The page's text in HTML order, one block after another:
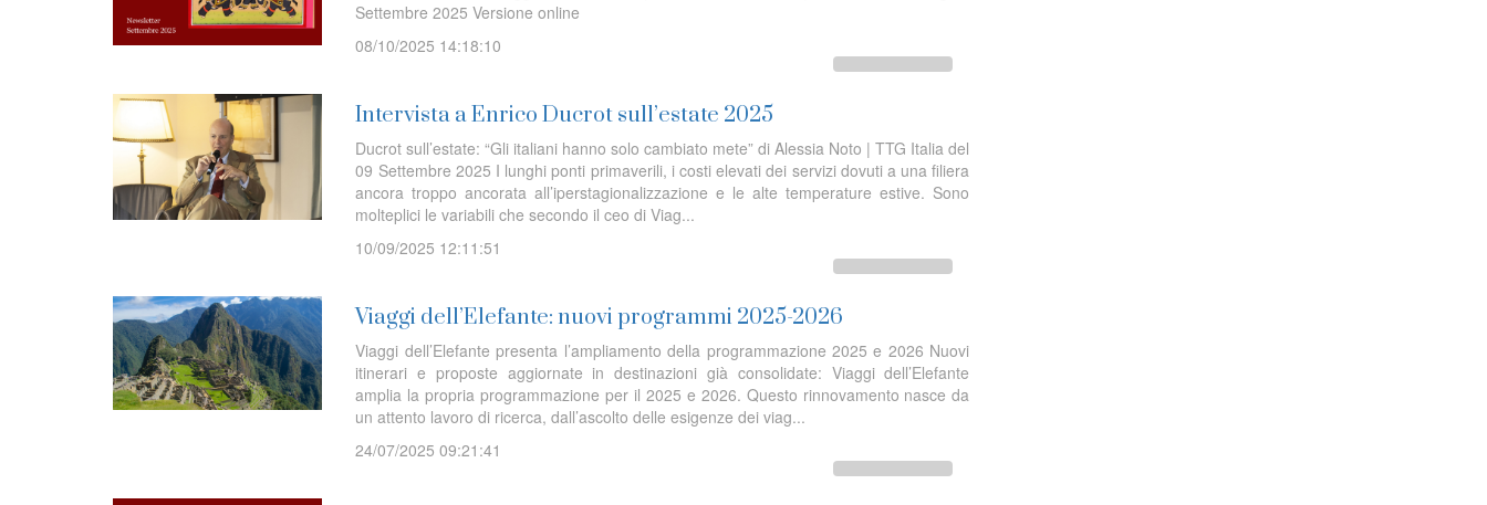
Settembre 2025 Versione online
08/10/2025 14:18:10
Intervista a Enrico Ducrot sull’estate 2025
Ducrot sull’estate: “Gli italiani hanno solo cambiato mete” di Alessia Noto | TTG Italia del
09 Settembre 2025 I lunghi ponti primaverili, i costi elevati dei servizi dovuti a una filiera
ancora troppo ancorata all’iperstagionalizzazione e le alte temperature estive. Sono
molteplici le variabili che secondo il ceo di Viag...
10/09/2025 12:11:51
Viaggi dell’Elefante: nuovi programmi 2025-2026
Viaggi dell’Elefante presenta l’ampliamento della programmazione 2025 e 2026 Nuovi
itinerari e proposte aggiornate in destinazioni già consolidate: Viaggi dell’Elefante
amplia la propria programmazione per il 2025 e 2026. Questo rinnovamento nasce da
un attento lavoro di ricerca, dall’ascolto delle esigenze dei viag...
24/07/2025 09:21:41